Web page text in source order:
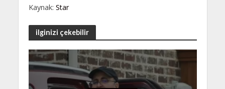
Kaynak: Star
ilginizi çekebilir